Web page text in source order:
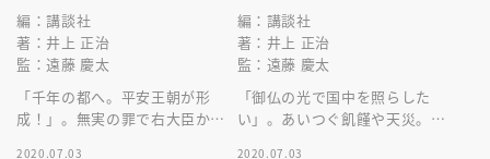
編：講談社
著：井上 正治
監：遠藤 慶太
「千年の都へ。平安王朝が形
成！」。無実の罪で右大臣から
2020.07.03
編：講談社
著：井上 正治
監：遠藤 慶太
「御仏の光で国中を照らした
い」。あいつぐ飢饉や天災。聖
2020.07.03